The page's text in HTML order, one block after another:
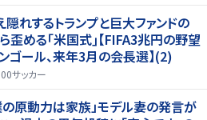
れするトランプと巨大ファンドの
歪める｢米国式｣【FIFA3兆円の野望
ゴール、来年3月の会長選】(2)
サッカー
原動力は家族」モデル妻の発言が